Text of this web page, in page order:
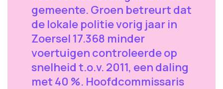
gemeente. Groen betreurt dat
de lokale politie vorig jaar in
Zoersel 17.368 minder
voertuigen controleerde op
snelheid t.o.v. 2011, een daling
met 40 %. Hoofdcommissaris